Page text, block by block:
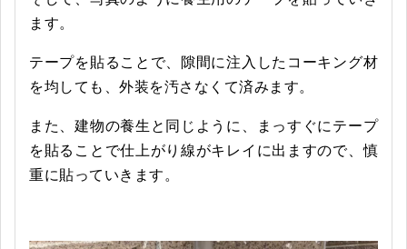
ます。
テープを貼ることで、隙間に注入したコーキング材
を均しても、外装を汚さなくて済みます。
また、建物の養生と同じように、まっすぐにテープ
を貼ることで仕上がり線がキレイに出ますので、慎
重に貼っていきます。